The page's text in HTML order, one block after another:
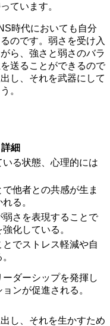
ています。
時代においても自分
のです。弱さを受け入
ら、強さと弱さのバラ
送ることができるので
し、それを武器にして
。
詳細
る状態、心理的には
他者との共感が生ま
る。
さを表現することで
化している。
でストレス軽減や自
ダーシップを発揮し
ンが促進される。
し、それを生かすため